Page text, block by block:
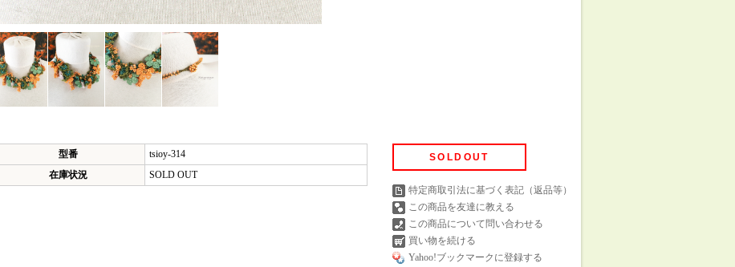
型番
tsioy-314
在庫状況
SOLD OUT
SOLDOUT
特定商取引法に基づく表記（返品等）
この商品を友達に教える
この商品について問い合わせる
買い物を続ける
Yahoo!ブックマークに登録する